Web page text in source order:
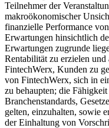
Teilnehmer der
makroökonomischer
finanzielle Performance
Erwartungen hinsichtlich
Erwartungen zugrunde
Rentabilität zu erzielen
FintechWerx, Kunden zu
von FintechWerx, sich in
zu behaupten; die
Branchenstandards,
gelten, einzuhalten, sowie
der Einhaltung von